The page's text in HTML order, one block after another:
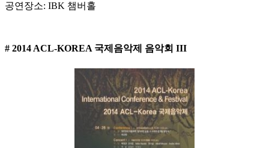
공연장소: IBK 챔버홀
# 2014 ACL-KOREA 국제음악제 음악회 III